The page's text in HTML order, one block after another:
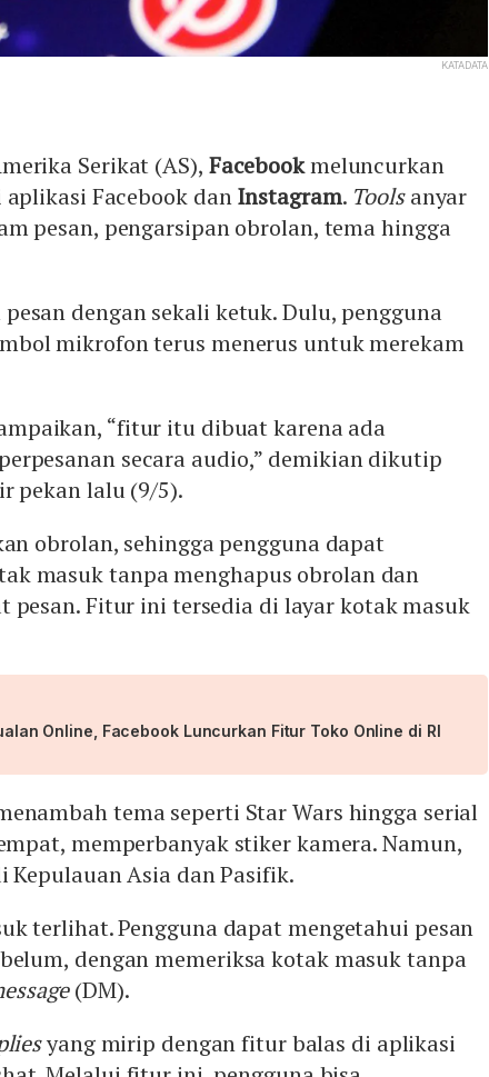
KATADATA
Serikat (AS), Facebookmeluncurkan
Facebook danInstagram. Toolsanyar
pesan, pengarsipan obrolan, tema hingga
dengan sekali ketuk. Dulu, pengguna
mikrofon terus menerus untuk merekam
“fitur itu dibuat karena ada
secara audio,” demikian dikutip
pekan lalu (9/5).
obrolan, sehingga pengguna dapat
masuk tanpa menghapus obrolan dan
pesan. Fitur ini tersedia di layar kotak masuk
Online, Facebook Luncurkan Fitur Toko Online di RI
tema seperti Star Wars hingga serial
memperbanyak stiker kamera. Namun,
Kepulauan Asia dan Pasifik.
terlihat. Pengguna dapat mengetahui pesan
dengan memeriksa kotak masuk tanpa
(DM).
yang mirip dengan fitur balas di aplikasi